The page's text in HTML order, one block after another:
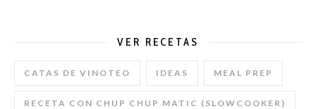
VER RECETAS
CATAS DE VINOTEO IDEAS MEAL PREP
RECETA CON CHUP CHUP MATIC (SLOWCOOKER)